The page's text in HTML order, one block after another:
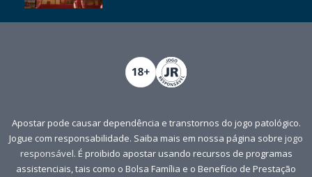
Apostar pode causar dependência e transtornos do jogo patológico.
Jogue com responsabilidade. Saiba mais em nossa página sobre jogo
responsável. É proibido apostar usando recursos de programas
assistenciais, tais como o Bolsa Família e o Benefício de Prestação